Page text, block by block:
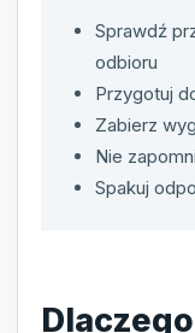
Sprawdź
odbioru
Przygotuj
Zabierz
Nie
Spakuj